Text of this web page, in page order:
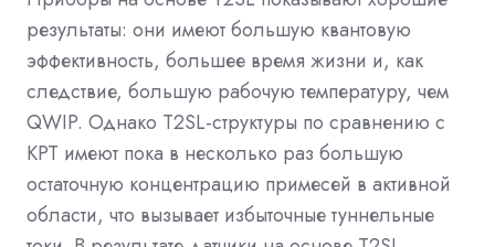
результаты: они имеют большую квантовую
эффективность, большее время жизни и, как
следствие, большую рабочую температуру, чем
QWIP. Однако T2SL-структуры по сравнению с
КРТ имеют пока в несколько раз большую
остаточную концентрацию примесей в активной
области, что вызывает избыточные туннельные